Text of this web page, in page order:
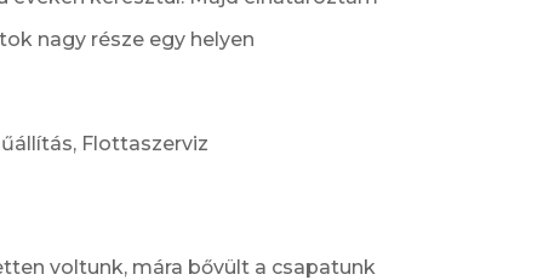
nagy része egy helyen
Flottaszerviz
voltunk, mára bővült a csapatunk